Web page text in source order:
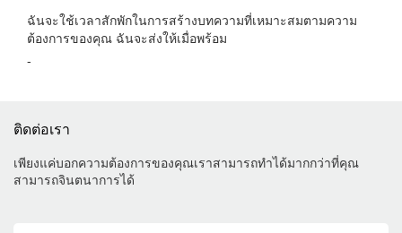
ฉันจะใช้เวลาสักพักในการสร้างบทความที่เหมาะสมตามความ
ต้องการของคุณ ฉันจะส่งให้เมื่อพร้อม
-
ติดต่อเรา
เพียงแค่บอกความต้องการของคุณเราสามารถทำได้มากกว่าที่คุณ
สามารถจินตนาการได้